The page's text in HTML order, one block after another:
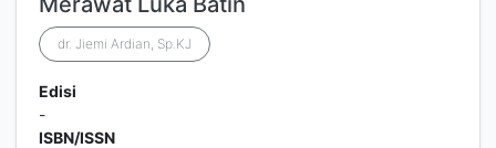
dr. Jiemi Ardian, Sp.KJ
Edisi
-
ISBN/ISSN